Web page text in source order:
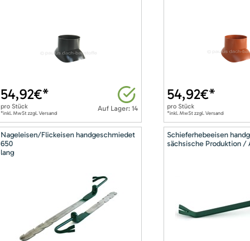
Auf Lager: 14
54,92€*
pro Stück
*inkl. MwSt zzgl. Versand
54,92€*
pro Stück
*inkl. MwSt zzgl. Versand
Nageleisen/Flickeisen handgeschmiedet
650
lang
Schieferhebeeisen
sächsische Produktion /